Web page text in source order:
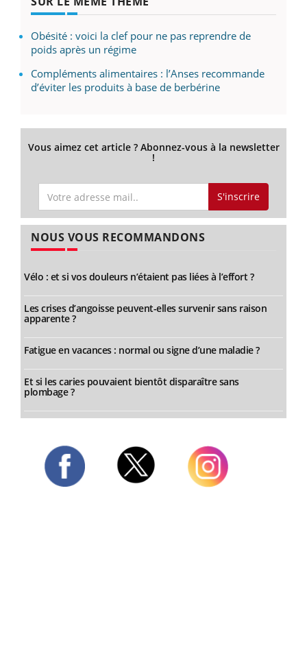
Obésité : voici la clef pour ne pas reprendre de
poids après un régime
Compléments alimentaires : l’Anses recommande
d’éviter les produits à base de berbérine
Vous aimez cet article ? Abonnez-vous à la newsletter
!
S'inscrire
NOUS VOUS RECOMMANDONS
Vélo : et si vos douleurs n’étaient pas liées à l’effort ?
Les crises d’angoisse peuvent-elles survenir sans raison
apparente ?
Fatigue en vacances : normal ou signe d’une maladie ?
Et si les caries pouvaient bientôt disparaître sans
plombage ?